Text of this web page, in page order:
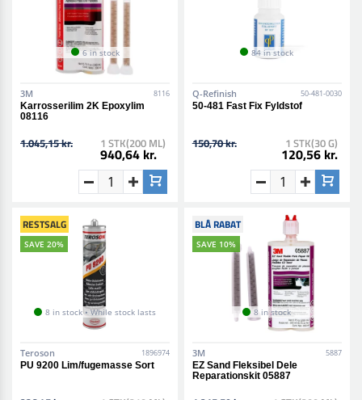
6 in stock
3M 8116
Karrosserilim 2K Epoxylim
08116
1.045,15 kr. 1 STK(200 ML)
940,64 kr.
84 in stock
Q-Refinish 50-481-0030
50-481 Fast Fix Fyldstof
150,70 kr. 1 STK(30 G)
120,56 kr.
RESTSALG
SAVE 20%
8 in stock • While stock lasts
Teroson 1896974
PU 9200 Lim/fugemasse Sort
BLÅ RABAT
SAVE 10%
8 in stock
3M 5887
EZ Sand Fleksibel Dele
Reparationskit 05887